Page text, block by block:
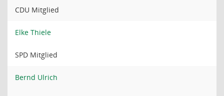
CDU Mitglied
Elke Thiele
SPD Mitglied
Bernd Ulrich